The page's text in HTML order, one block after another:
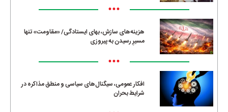
•••
هزینه‌های سازش، بهای ایستادگی/ «مقاومت» تنها
مسیرِ رسیدن به پیروزی
•••
افکار عمومی، سیگنال‌های سیاسی و منطق مذاکره در
شرایط بحران